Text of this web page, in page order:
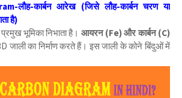
लौह-कार्बन आरेख (जिसे लौह-कार्बन चरण या
है)
भूमिका निभाता है। आयरन (Fe) और कार्बन (C)
जाली का निर्माण करते हैं। इस जाली के कोने बिंदुओं में